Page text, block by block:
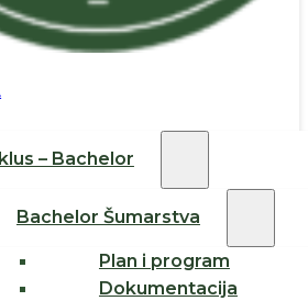
– Bachelor
Bachelor Šumarstva
Plan i program
Dokumentacija